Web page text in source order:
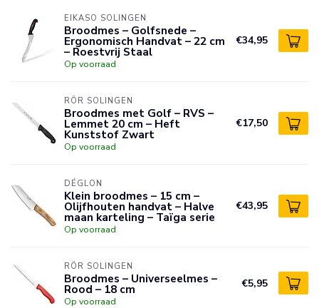
EIKASO SOLINGEN
Broodmes – Golfsnede –
Ergonomisch Handvat – 22 cm
– Roestvrij Staal
Op voorraad
€34,95
RÖR SOLINGEN
Broodmes met Golf – RVS –
Lemmet 20 cm – Heft
Kunststof Zwart
Op voorraad
€17,50
DÉGLON
Klein broodmes – 15 cm –
Olijfhouten handvat – Halve
maan karteling – Taïga serie
Op voorraad
€43,95
RÖR SOLINGEN
Broodmes – Universeelmes –
Rood – 18 cm
Op voorraad
€5,95